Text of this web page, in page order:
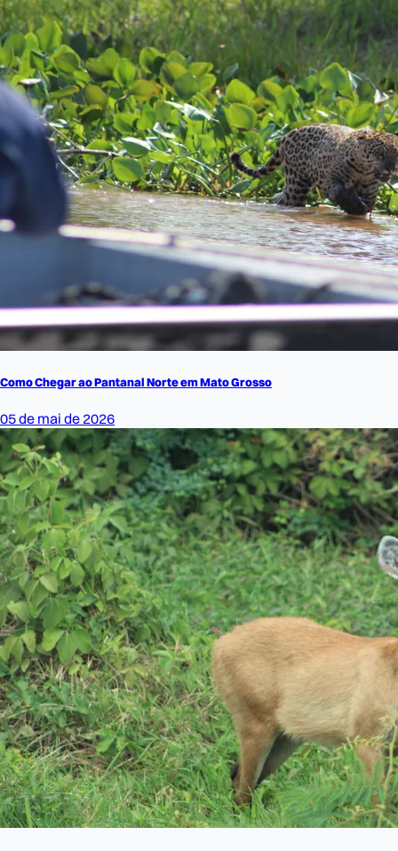
Como Chegar ao Pantanal Norte em Mato Grosso
05 de mai de 2026